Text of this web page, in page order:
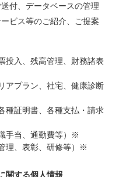
付、データベースの管理
ビス等のご紹介、ご提案
投入、残高管理、財務諸表
アプラン、社宅、健康診断
種証明書、各種支払・請求
手当、通勤費等）※
理、表彰、研修等）※
関する個人情報